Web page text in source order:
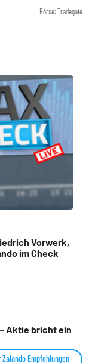
Börse: Tradegate
Vorwerk,
im Check
Aktie bricht ein
Zalando Empfehlungen